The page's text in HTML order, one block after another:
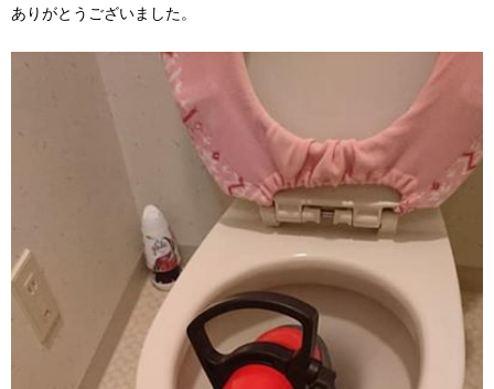
ありがとうございました。